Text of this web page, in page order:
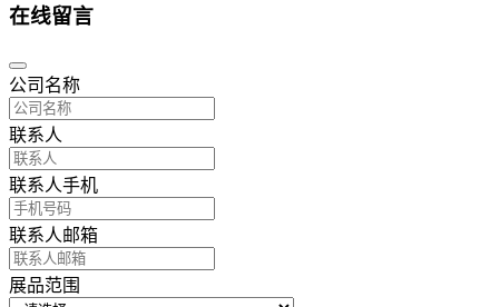
在线留言
公司名称
联系人
联系人手机
联系人邮箱
展品范围